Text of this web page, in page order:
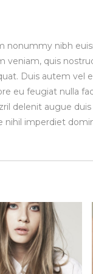
nonummy nibh
veniam, quis
Duis autem vel
eu feugiat nulla
delenit augue
nihil imperdiet